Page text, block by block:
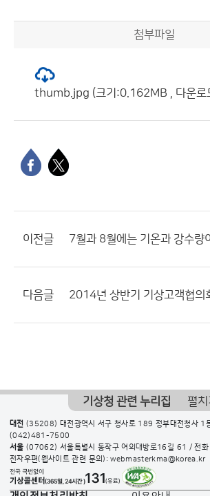
첨부파일
thumb.jpg (크기:0.162MB , 다운로
이전글
다음글 2014년 상반기 기상고객협의
기상청 관련 누리집 펼치
대전 (35208) 대전광역시 서구 청사로 189 정부대전청사
(042)481-7500
서울 (07062) 서울특별시 동작구 여의대방로16길 61 / 전
전자우편(웹사이트 관련 문의): webmasterkma@korea.kr